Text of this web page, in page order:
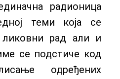
радионица
теми која се
ликовни рад али и
се подстиче код
одређених